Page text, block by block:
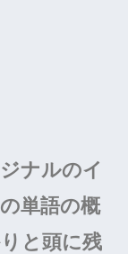
ナルのイ
単語の概
と頭に残